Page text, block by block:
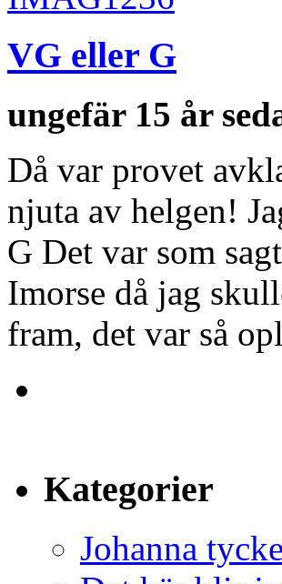
VG eller G
ungefär 15 år
Då var provet
njuta av helgen!
G Det var som
Imorse då jag
fram, det var så
Kategorier
Johanna